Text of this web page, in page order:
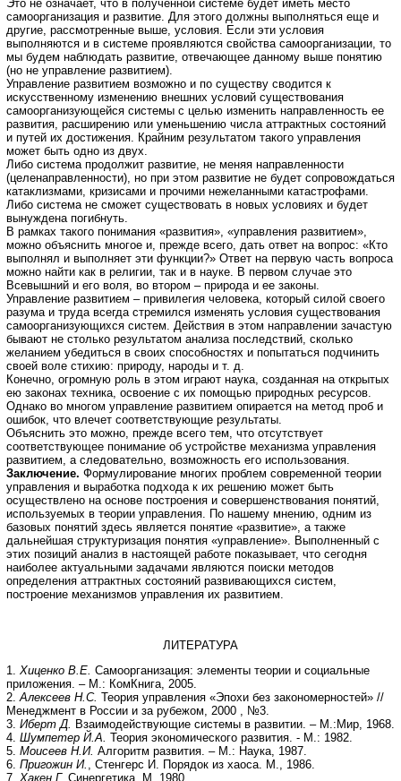
Это не означает, что в полученной системе будет иметь место
самоорганизация и развитие. Для этого должны выполняться еще и
другие, рассмотренные выше, условия. Если эти условия
выполняются и в системе проявляются свойства самоорганизации, то
мы будем наблюдать развитие, отвечающее данному выше понятию
(но не управление развитием).
Управление развитием возможно и по существу сводится к
искусственному изменению внешних условий существования
самоорганизующейся системы с целью изменить направленность ее
развития, расширению или уменьшению числа аттрактных состояний
и путей их достижения. Крайним результатом такого управления
может быть одно из двух.
Либо система продолжит развитие, не меняя направленности
(целенаправленности), но при этом развитие не будет сопровождаться
катаклизмами, кризисами и прочими нежеланными катастрофами.
Либо система не сможет существовать в новых условиях и будет
вынуждена погибнуть.
В рамках такого понимания «развития», «управления развитием»,
можно объяснить многое и, прежде всего, дать ответ на вопрос: «Кто
выполнял и выполняет эти функции?» Ответ на первую часть вопроса
можно найти как в религии, так и в науке. В первом случае это
Всевышний и его воля, во втором – природа и ее законы.
Управление развитием – привилегия человека, который силой своего
разума и труда всегда стремился изменять условия существования
самоорганизующихся систем. Действия в этом направлении зачастую
бывают не столько результатом анализа последствий, сколько
желанием убедиться в своих способностях и попытаться подчинить
своей воле стихию: природу, народы и т. д.
Конечно, огромную роль в этом играют наука, созданная на открытых
ею законах техника, освоение с их помощью природных ресурсов.
Однако во многом управление развитием опирается на метод проб и
ошибок, что влечет соответствующие результаты.
Объяснить это можно, прежде всего тем, что отсутствует
соответствующее понимание об устройстве механизма управления
развитием, а следовательно, возможность его использования.
Заключение. Формулирование многих проблем современной теории
управления и выработка подхода к их решению может быть
осуществлено на основе построения и совершенствования понятий,
используемых в теории управления. По нашему мнению, одним из
базовых понятий здесь является понятие «развитие», а также
дальнейшая структуризация понятия «управление». Выполненный с
этих позиций анализ в настоящей работе показывает, что сегодня
наиболее актуальными задачами являются поиски методов
определения аттрактных состояний развивающихся систем,
построение механизмов управления их развитием.
ЛИТЕРАТУРА
1. Хиценко В.Е. Самоорганизация: элементы теории и социальные
приложения. – М.: КомКнига, 2005.
2.Алексеев Н.С. Теория управления «Эпохи без закономерностей» //
Менеджмент в России и за рубежом, 2000 , №3.
3. Иберт Д. Взаимодействующие системы в развитии. – М.:Мир, 1968.
4. Шумпетер Й.А. Теория экономического развития. - М.: 1982.
5. Моисеев Н.И. Алгоритм развития. – М.: Наука, 1987.
6. Пригожин И. , Стенгерс И. Порядок из хаоса. М., 1986.
7. Хакен Г. Синергетика. М. 1980.